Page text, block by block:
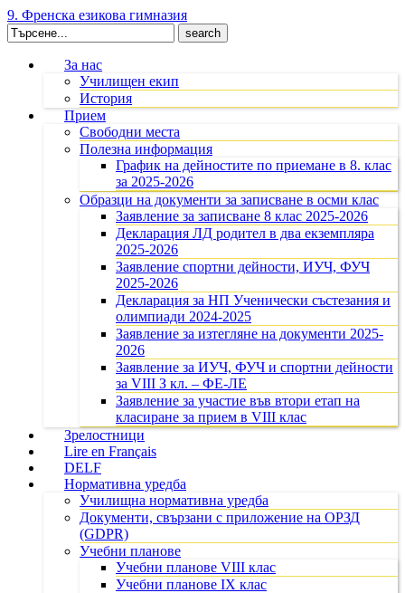
9. Френска езикова гимназия
Search
for:
За нас
Училищен екип
История
Прием
Свободни места
Полезна информация
График на дейностите по приемане в 8. клас
за 2025-2026
Образци на документи за записване в осми клас
Заявление за записване 8 клас 2025-2026
Декларация ЛД родител в два екземпляра
2025-2026
Заявление спортни дейности, ИУЧ, ФУЧ
2025-2026
Декларация за НП Ученически състезания и
олимпиади 2024-2025
Заявление за изтегляне на документи 2025-
2026
Заявление за ИУЧ, ФУЧ и спортни дейности
за VIII З кл. – ФЕ-ЛЕ
Заявление за участие във втори етап на
класиране за прием в VIII клас
Зрелостници
Lire en Français
DELF
Нормативна уредба
Училищна нормативна уредба
Документи, свързани с приложение на ОРЗД
(GDPR)
Учебни планове
Учебни планове VIII клас
Учебни планове IX клас